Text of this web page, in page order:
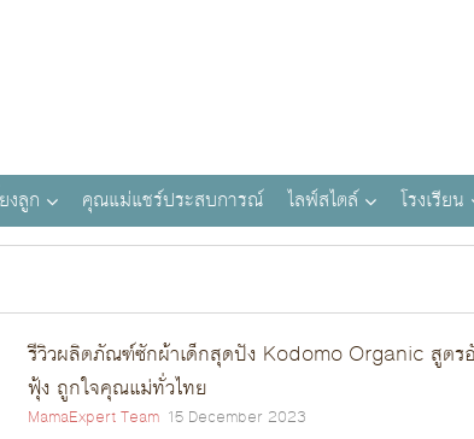
งลูก คุณแม่แชร์ประสบการณ์ ไลฟ์สไตล์ โรงเรียน
รีวิวผลิตภัณฑ์ซักผ้าเด็กสุดปัง Kodomo Organic สูตร
ฟุ้ง ถูกใจคุณแม่ทั่วไทย
MamaExpert Team 15 December 2023